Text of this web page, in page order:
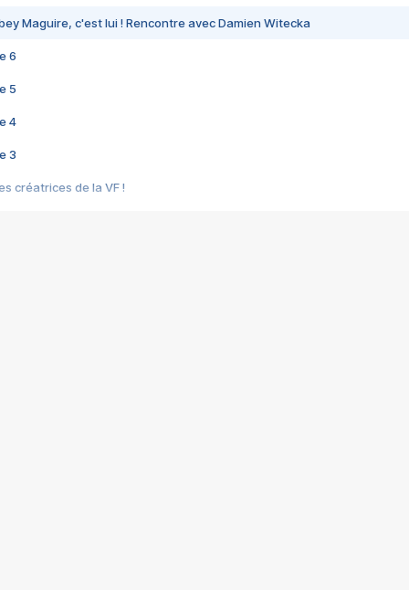
Maguire, c'est lui ! Rencontre avec Damien Witecka
6
5
4
3
créatrices de la VF !